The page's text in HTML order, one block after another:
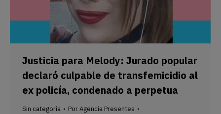
Justicia para Melody: Jurado popular
declaró culpable de transfemicidio al
ex policía, condenado a perpetua
Sin categoría PorAgencia Presentes